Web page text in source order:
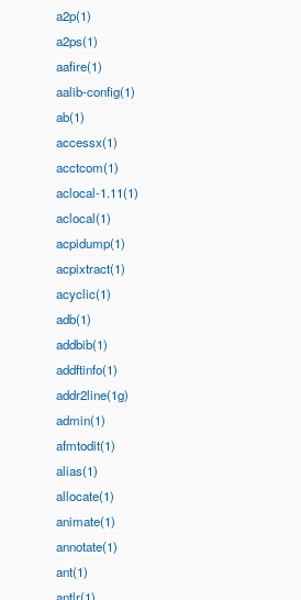
a2p(1)
a2ps(1)
aafire(1)
aalib-config(1)
ab(1)
accessx(1)
acctcom(1)
aclocal-1.11(1)
aclocal(1)
acpidump(1)
acpixtract(1)
acyclic(1)
adb(1)
addbib(1)
addftinfo(1)
addr2line(1g)
admin(1)
afmtodit(1)
alias(1)
allocate(1)
animate(1)
annotate(1)
ant(1)